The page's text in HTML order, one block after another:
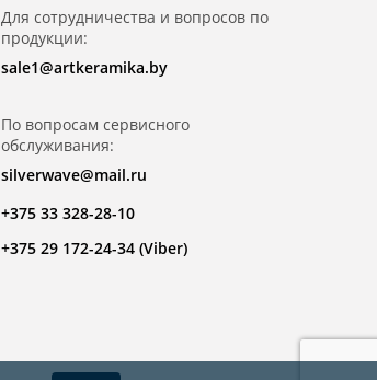
Для сотрудничества и вопросов по
продукции:
sale1@artkeramika.by
По вопросам сервисного
обслуживания:
silverwave@mail.ru
+375 33 328-28-10
+375 29 172-24-34 (Viber)